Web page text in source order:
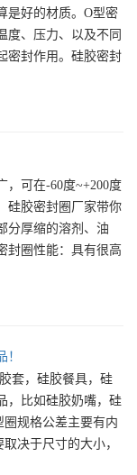
是好的材质。O型密
度、压力、以及不同
密封作用。硅胶密封
，可在-60度~+200度
硅胶密封圈厂家带你
分厚缩的溶剂、油
封圈性能：具有很高
套，硅胶餐具，硅
，比如硅胶奶嘴，硅
规格公差主要有内
决于尺寸的大小，